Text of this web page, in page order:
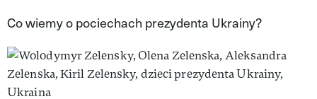
VIVA!MAN
VIVA!PEOPLE POWER
VIVA!ITAKA
Co wiemy o pociechach prezydenta Ukrainy?